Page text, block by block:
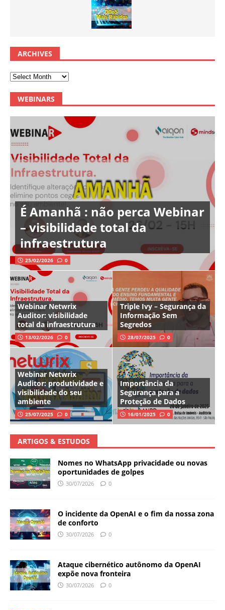
ARCHIVES
WEBINARS
É Amanhã : não perca Webinar
– visibilidade total da
infraestrutura
25/02/2026 0
Webinar Netwrix
Auditor: visibilidade
total da infraestrutura
13/02/2026 0
Triple Ivy – Segurança da
Informação Sem
Segredos
28/07/2025 0
Webinar Netwrix
Auditor: produtividade e
visibilidade do seu
ambiente
25/07/2025 0
Importância da
Segurança para a
Proteção de Dados
16/01/2025 0
ARTIGOS & ESTUDOS
Nomes no WhatsApp privacidade ou novas
oportunidades de golpes
30/07/2026 0
O incidente da OpenAI e o fim da nossa zona
de conforto
30/07/2026 0
Ataque cibernético autônomo da OpenAI
expõe nova fronteira
30/07/2026 0